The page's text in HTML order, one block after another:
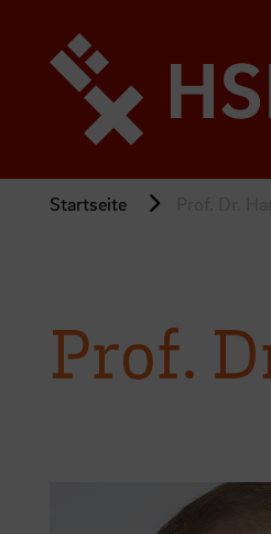
Seiteninhalt
springen
Startseite
Prof.